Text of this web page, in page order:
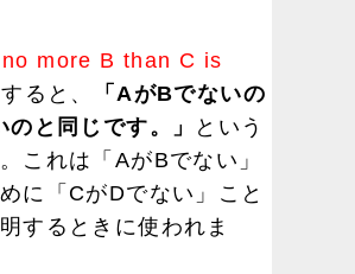
no more B than C is
ると、
「AがBでないの
と同じです。」
という
これは「AがBでない」
に「CがDでない」こと
するときに使われま